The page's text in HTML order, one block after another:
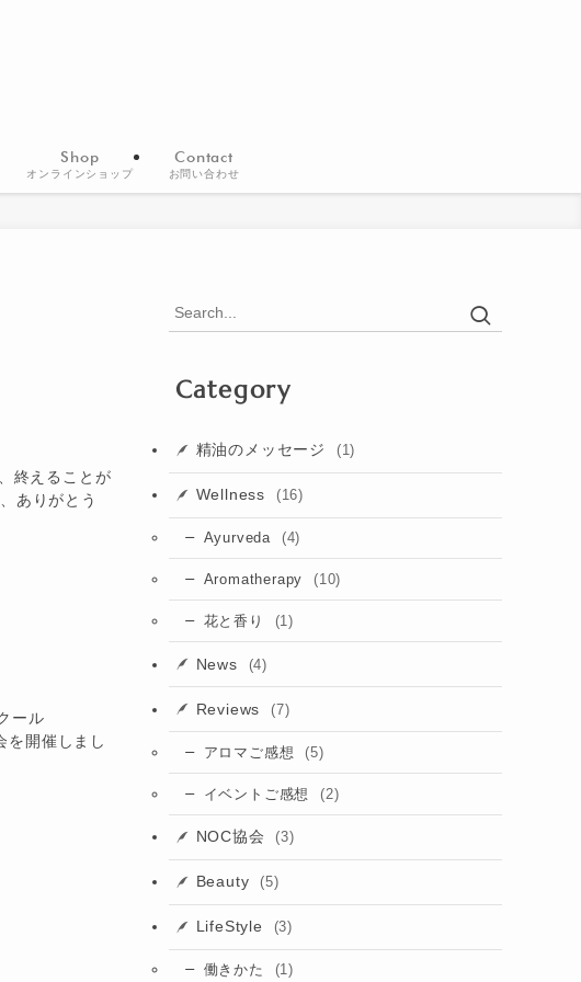
Shop
オンラインショップ
Contact
お問い合わせ
終えることが
ありがとう
ール
開催しまし
Category
精油のメッセージ (1)
Wellness (16)
Ayurveda (4)
Aromatherapy (10)
花と香り (1)
News (4)
Reviews (7)
アロマご感想 (5)
イベントご感想 (2)
NOC協会 (3)
Beauty (5)
LifeStyle (3)
働きかた (1)